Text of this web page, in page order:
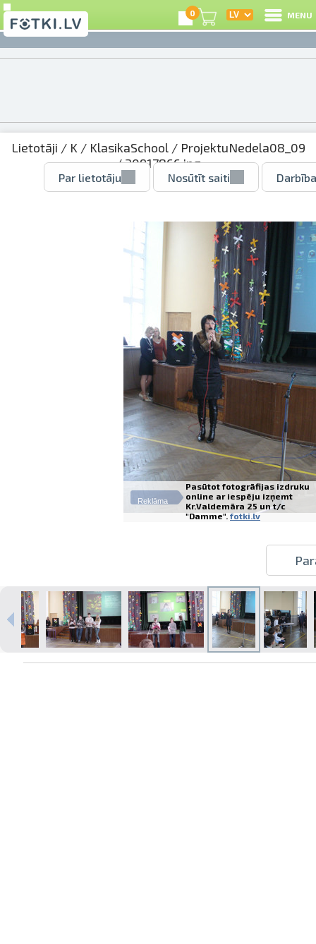
0 MENU
Lietotāji / K / KlasikaSchool/ ProjektuNedela08_09
/ 30917866.jpg
Par lietotāju Nosūtīt saiti
Reklāma
Pasūtot fotogrāfijas izdruku
online ar iespēju izņemt
Kr.Valdemāra 25 un t/c
"Damme". fotki.lv